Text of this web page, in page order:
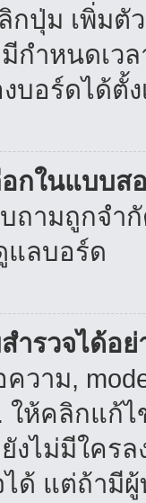
ปุ่ม เพิ่มตั
กำหนดเว
บอร์ดได้ตั้ง
กในแบบส
ถามถูกจำ
แลบอร์ด
รวจได้อย่
าม,
ให้คลิกแก้
งไม่มีใค
ด้ แต่ถ้ามี